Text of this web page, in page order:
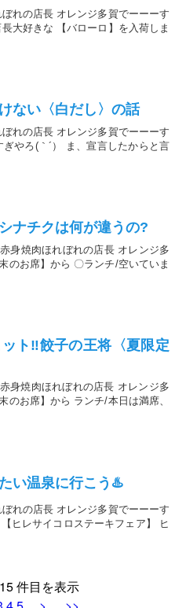
れの店長 オレンジ多賀でーーーす
大好きな 【バローロ】を入荷しま
い〈白だし〉の話
れの店長 オレンジ多賀でーーーす
やろ(｀´） ま、宣言したからと言
チクは何が違うの?
身焼肉ほれぼれの店長 オレンジ多
のお席】から 〇ランチ/空いていま
‼️餃子の王将〈夏限定
身焼肉ほれぼれの店長 オレンジ多
お席】から ランチ/本日は満席、
い温泉に行こう♨️
れの店長 オレンジ多賀でーーーす
ヒレサイコロステーキフェア】 ヒ
件目を表示